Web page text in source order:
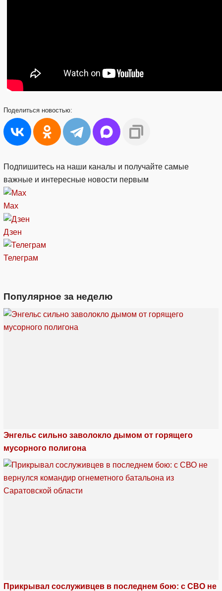
Поделиться новостью:
Подпишитесь на наши каналы и получайте самые
важные и интересные новости первым
Max
Дзен
Телеграм
Популярное за неделю
Энгельс сильно заволокло дымом от горящего
мусорного полигона
Прикрывал сослуживцев в последнем бою: с СВО не